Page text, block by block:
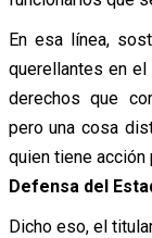
En esa línea,
querellantes en el
derechos que
pero una cosa
quien tiene
Defensa del
Dicho eso, el